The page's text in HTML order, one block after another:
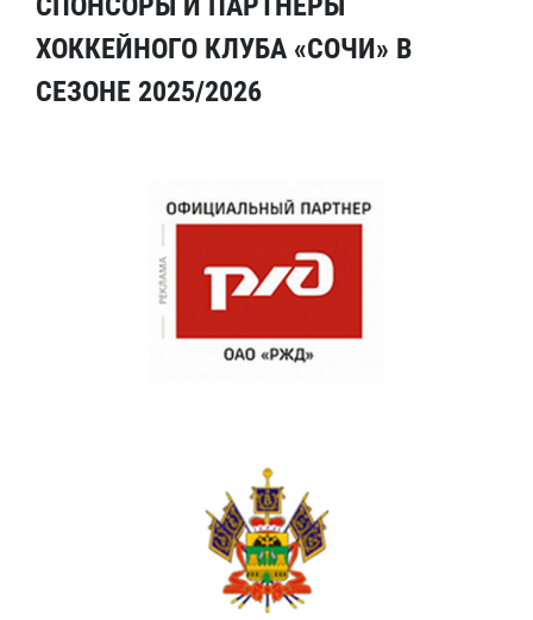
ХОККЕЙНОГО КЛУБА «СОЧИ» В
СЕЗОНЕ 2025/2026